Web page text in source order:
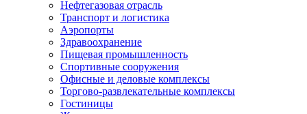
Нефтегазовая отрасль
Транспорт и логистика
Аэропорты
Здравоохранение
Пищевая промышленность
Спортивные сооружения
Офисные и деловые комплексы
Торгово-развлекательные комплексы
Гостиницы